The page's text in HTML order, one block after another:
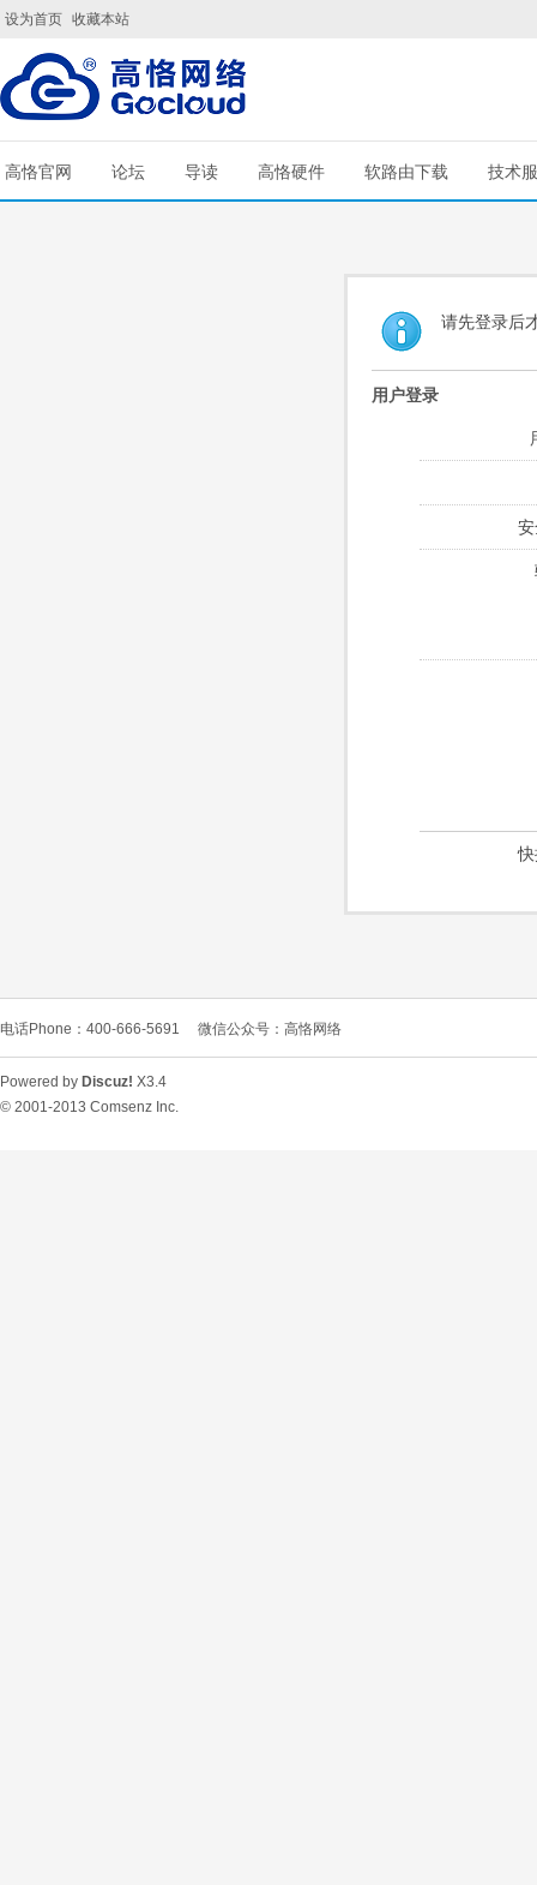
设为首页 收藏本站
高恪官网 论坛 导读 高恪硬件 软路由下载 技术
请先登录后
用户登录
电话Phone：400-666-5691 微信公众号：高恪网络
Powered by Discuz! X3.4
© 2001-2013 Comsenz Inc.